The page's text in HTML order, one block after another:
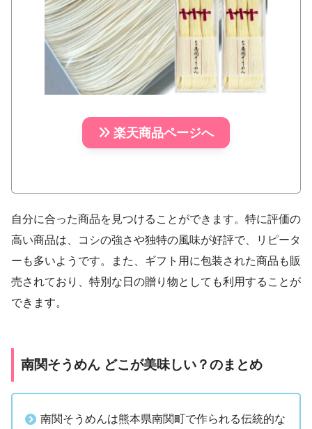
楽天商品ページへ
自分に合った商品を見つけることができます。特に評価の
高い商品は、コシの強さや独特の風味が好評で、リピータ
ーも多いようです。また、ギフト用に包装された商品も販
売されており、特別な日の贈り物としても利用することが
できます。
南関そうめん どこが美味しい？のまとめ
南関そうめんは熊本県南関町で作られる伝統的な